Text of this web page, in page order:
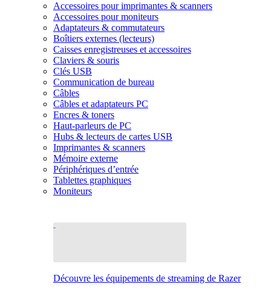
Accessoires pour imprimantes & scanners
Accessoires pour moniteurs
Adaptateurs & commutateurs
Boîtiers externes (lecteurs)
Caisses enregistreuses et accessoires
Claviers & souris
Clés USB
Communication de bureau
Câbles
Câbles et adaptateurs PC
Encres & toners
Haut-parleurs de PC
Hubs & lecteurs de cartes USB
Imprimantes & scanners
Mémoire externe
Périphériques d’entrée
Tablettes graphiques
Moniteurs
Découvre les équipements de streaming de Razer